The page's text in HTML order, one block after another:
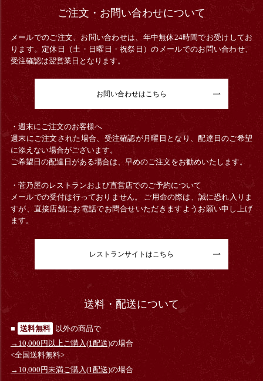
ご注文・お問い合わせについて
メールでのご注文、お問い合わせは、年中無休24時間でお受けしてお
ります。定休日（土・日曜日・祝祭日）のメールでのお問い合わせ、
受注確認は翌営業日となります。
お問い合わせはこちら
・週末にご注文のお客様へ
週末にご注文された場合、受注確認が月曜日となり、配達日のご希望
に添えない場合がございます。
ご希望日の配達日がある場合は、早めのご注文をお勧めいたします。
・菅乃屋のレストランおよび直営店でのご予約について
メールでの受付は行っておりません。 ご用命の際は、誠に恐れ入りま
すが、直接店舗にお電話でお問合せいただきますようお願い申し上げ
ます。
レストランサイトはこちら
送料・配送について
■ 送料無料
以外の商品で
→10,000円以上ご購入(1配送)の場合
<全国送料無料>
→10,000円未満ご購入(1配送)の場合